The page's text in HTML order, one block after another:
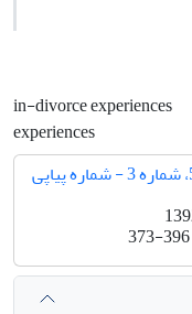
in-divorce experiences
experiences
دوره 5، شماره 3 - شماره پیاپی
373-396